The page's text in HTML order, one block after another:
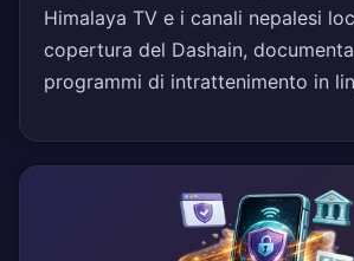
Himalaya TV e i canali nepalesi
copertura del Dashain,
programmi di intrattenimento in